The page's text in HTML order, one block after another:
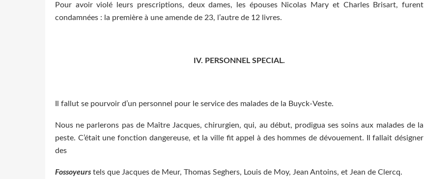
Pour avoir violé leurs prescriptions, deux dames, les épouses Nicolas Mary et Charles Brisart, furent
condamnées : la première à une amende de 23, l’autre de 12 livres.
IV. PERSONNEL SPECIAL.
Il fallut se pourvoir d’un personnel pour le service des malades de la Buyck-Veste.
Nous ne parlerons pas de Maître Jacques, chirurgien, qui, au début, prodigua ses soins aux malades de la
peste. C’était une fonction dangereuse, et la ville fit appel à des hommes de dévouement. Il fallait désigner
des
Fossoyeurs tels que Jacques de Meur, Thomas Seghers, Louis de Moy, Jean Antoins, et Jean de Clercq.